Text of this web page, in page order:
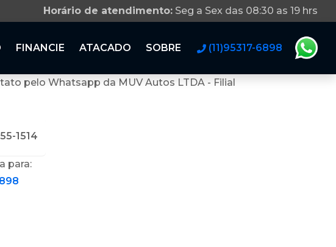
Horário de atendimento: Seg a Sex das 08:30 as 19 hrs
FINANCIE ATACADO SOBRE (11)95317-6898
pelo Whatsapp da MUV Autos LTDA - Filial
1514
para: